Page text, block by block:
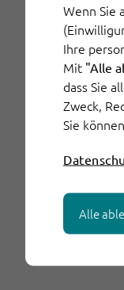
Wenn Sie
Ihre
Mit "Alle
dass Sie
Zweck,
Sie
Alle